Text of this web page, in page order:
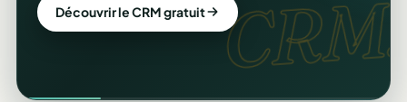
CRM.
Découvrir le CRM gratuit